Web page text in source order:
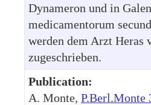
Dynameron und in
medicamentorum
werden dem Arzt Heras
zugeschrieben.
Publication:
A. Monte, P.Berl.Monte